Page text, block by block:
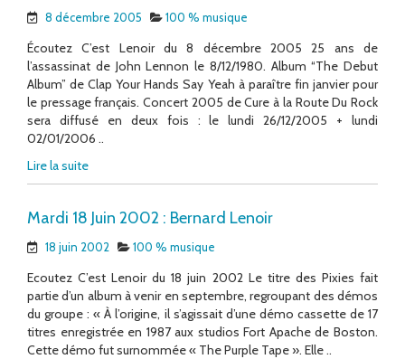
8 décembre 2005 100 % musique
Écoutez C’est Lenoir du 8 décembre 2005 25 ans de
l’assassinat de John Lennon le 8/12/1980. Album “The Debut
Album” de Clap Your Hands Say Yeah à paraître fin janvier pour
le pressage français. Concert 2005 de Cure à la Route Du Rock
sera diffusé en deux fois : le lundi 26/12/2005 + lundi
02/01/2006 ..
Lire la suite
Mardi 18 Juin 2002 : Bernard Lenoir
18 juin 2002 100 % musique
Ecoutez C’est Lenoir du 18 juin 2002 Le titre des Pixies fait
partie d’un album à venir en septembre, regroupant des démos
du groupe : « À l’origine, il s’agissait d’une démo cassette de 17
titres enregistrée en 1987 aux studios Fort Apache de Boston.
Cette démo fut surnommée « The Purple Tape ». Elle ..